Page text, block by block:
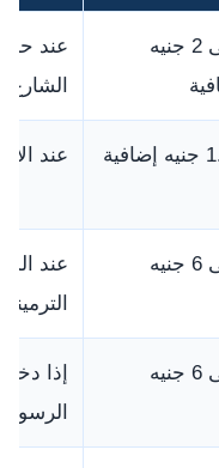
حتى 2 جنيه
عند
الشارع
عند
عند
إذا
الرسوم